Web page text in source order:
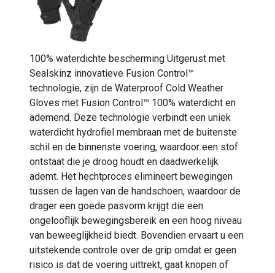
100% waterdichte bescherming Uitgerust met
Sealskinz innovatieve Fusion Control™
technologie, zijn de Waterproof Cold Weather
Gloves met Fusion Control™ 100% waterdicht en
ademend. Deze technologie verbindt een uniek
waterdicht hydrofiel membraan met de buitenste
schil en de binnenste voering, waardoor een stof
ontstaat die je droog houdt en daadwerkelijk
ademt. Het hechtproces elimineert bewegingen
tussen de lagen van de handschoen, waardoor de
drager een goede pasvorm krijgt die een
ongelooflijk bewegingsbereik en een hoog niveau
van beweeglijkheid biedt. Bovendien ervaart u een
uitstekende controle over de grip omdat er geen
risico is dat de voering uittrekt, gaat knopen of